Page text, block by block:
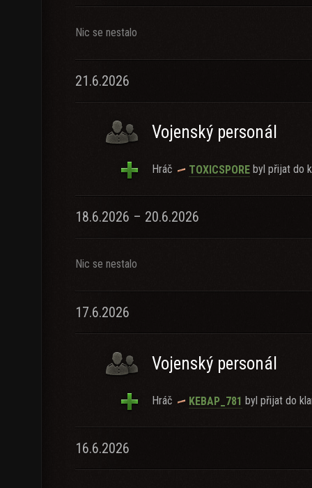
Nic se nestalo
21.6.2026
Vojenský personál
Hráč TOXICSPORE byl přijat do
18.6.2026 – 20.6.2026
Nic se nestalo
17.6.2026
Vojenský personál
Hráč KEBAP_781 byl přijat do
16.6.2026